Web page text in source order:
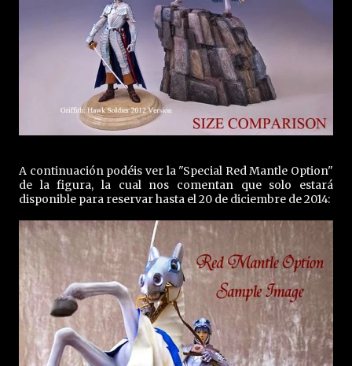
A continuación podéis ver la "Special Red Mantle Option"
de la figura, la cual nos comentan que solo estará
disponible para reservar hasta el 20 de diciembre de 2014: